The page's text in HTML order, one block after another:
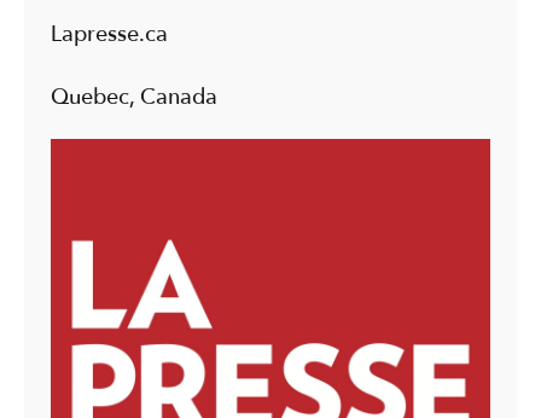
Lapresse.ca
Quebec, Canada